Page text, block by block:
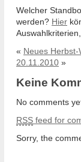
Welcher
werden? Hier
« Neues
20.11.2010 »
Keine
No comments
RSS feed for
Sorry, the